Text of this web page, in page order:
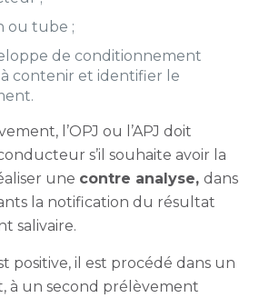
ou tube ;
de conditionnement
contenir et identifier le
l’OPJ ou l’APJ doit
s’il souhaite avoir la
une contre analyse, dans
la notification du résultat
salivaire.
positive, il est procédé dans un
à un second prélèvement